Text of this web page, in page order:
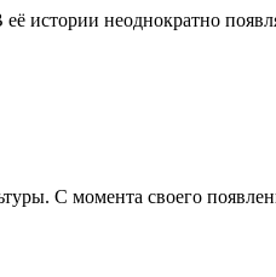
истории неоднократно
С момента своего